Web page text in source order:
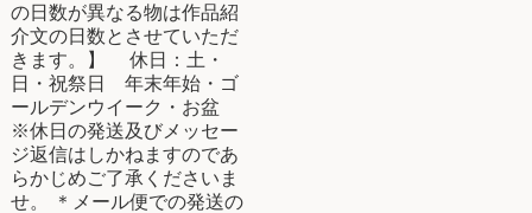
の日数が異なる物は作品紹
介文の日数とさせていただ
きます。】 休日：土・
日・祝祭日 年末年始・ゴ
ールデンウイーク・お盆
※休日の発送及びメッセー
ジ返信はしかねますのであ
らかじめご了承くださいま
せ。 ＊メール便での発送の